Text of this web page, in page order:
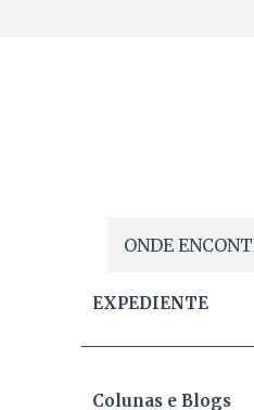
ONDE
EXPEDIENTE
Colunas e Blogs